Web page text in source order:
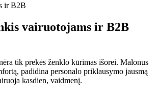
ir B2B
vairuotojams ir B2B
tik prekės ženklo kūrimas išorei. Malonus
padidina personalo priklausymo jausmą
kasdien, vaidmenį.